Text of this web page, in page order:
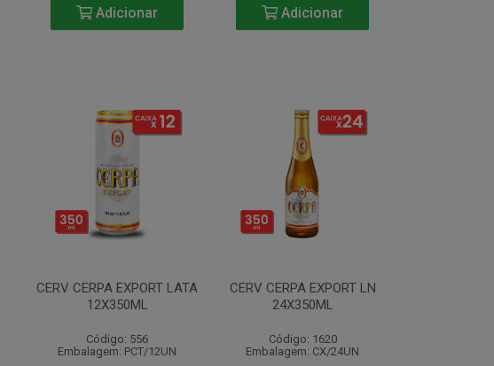
Adicionar Adicionar
CERV CERPA EXPORT LATA
12X350ML
Código: 556
Embalagem: PCT/12UN
CERV CERPA EXPORT LN
24X350ML
Código: 1620
Embalagem: CX/24UN